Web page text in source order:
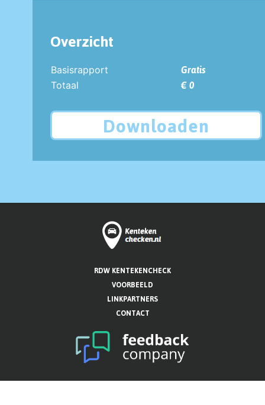
Overzicht
Basisrapport
Gratis
Totaal
€ 0
Downloaden
RDW KENTEKENCHECK
VOORBEELD
LINKPARTNERS
CONTACT